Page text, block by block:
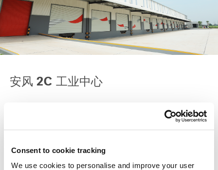
Consent to cookie tracking
We use cookies to personalise and improve your user
安风 2C 工业中心
提升运营效率，践行可持续发展理念，并关注园区社区的